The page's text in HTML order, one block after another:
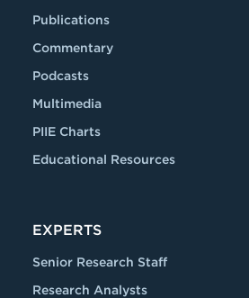
Publications
Commentary
Podcasts
Multimedia
PIIE Charts
Educational Resources
EXPERTS
Senior Research Staff
Research Analysts